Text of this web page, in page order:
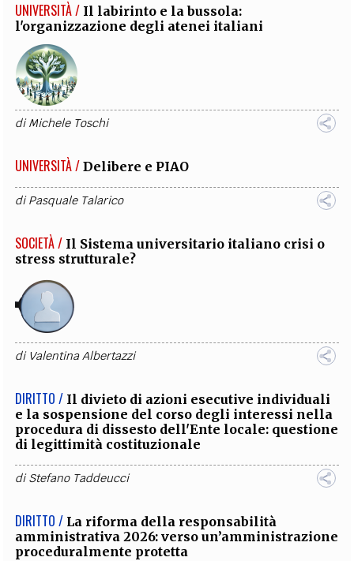
UNIVERSITÀ / Il labirinto e la bussola:
l'organizzazione degli atenei italiani
diMichele Toschi
UNIVERSITÀ / Delibere e PIAO
diPasquale Talarico
SOCIETÀ / Il Sistema universitario italiano crisi o
stress strutturale?
di Valentina Albertazzi
DIRITTO / Il divieto di azioni esecutive individuali
e la sospensione del corso degli interessi nella
procedura di dissesto dell'Ente locale: questione
di legittimità costituzionale
diStefano Taddeucci
DIRITTO / La riforma della responsabilità
amministrativa 2026: verso un’amministrazione
proceduralmente protetta